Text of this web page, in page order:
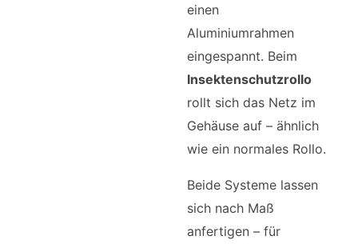
einen
Aluminiumrahmen
eingespannt. Beim
Insektenschutzrollo
rollt sich das Netz im
Gehäuse auf – ähnlich
wie ein normales Rollo.
Beide Systeme lassen
sich nach Maß
anfertigen – für